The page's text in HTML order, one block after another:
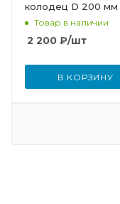
колодец D 200 мм
Товар в наличии
2 200 ₽/шт
В КОРЗИНУ